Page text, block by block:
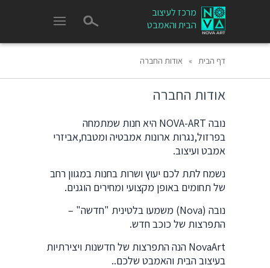
מרכז לעיצוב
הבית והאמבט
דף הבית » אודות החברה
אודות החברה
נובה NOVA-ART היא חנות שמתמחה
בפרזול,נגרות ארונות אמבטיה ומטבח,אביזרי
אמבט ועיצוב.
נשמח לתת לכם יעוץ ושרות בחנות במגוון רחב
של תחומים באופן מקצועי ומחירים הוגנים.
נובה (Nova) משמעו בלטינית "חדשה" –
התפרצות של כוכב חדש.
NovaArt הנה התפרצות של חדשנות ויצירתיות
בעיצוב הבית והאמבט שלכם..